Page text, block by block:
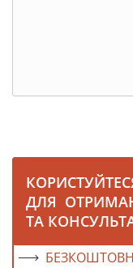
ДЛЯ
ТА